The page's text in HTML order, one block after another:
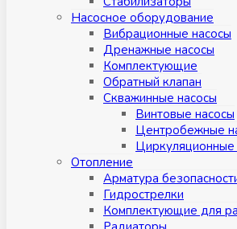
Насосное оборудование
Вибрационные насосы
Дренажные насосы
Комплектующие
Обратный клапан
Скважинные насосы
Винтовые насосы
Центробежные
Циркуляционные
Отопление
Арматура
Гидрострелки
Комплектующие для